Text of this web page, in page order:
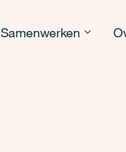
Samenwerken